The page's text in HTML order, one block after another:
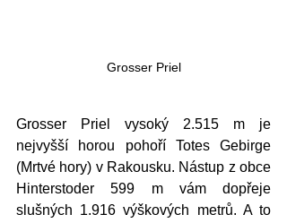
Grosser Priel
Grosser Priel vysoký 2.515 m je
nejvyšší horou pohoří Totes Gebirge
(Mrtvé hory) v Rakousku. Nástup z obce
Hinterstoder 599 m vám dopřeje
slušných 1.916 výškových metrů. A to